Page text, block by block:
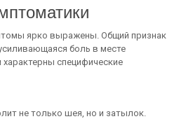
ярко выражены. Общий признак
боль в месте
специфические
не только шея, но и затылок.